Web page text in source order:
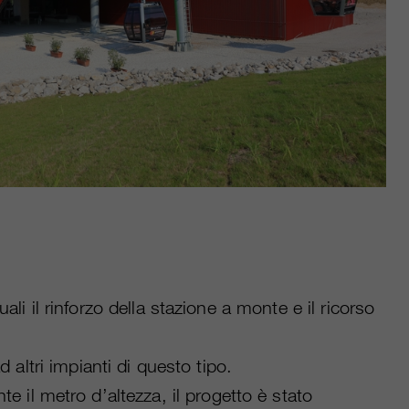
il rinforzo della stazione a monte e il ricorso
altri impianti di questo tipo.
il metro d’altezza, il progetto è stato